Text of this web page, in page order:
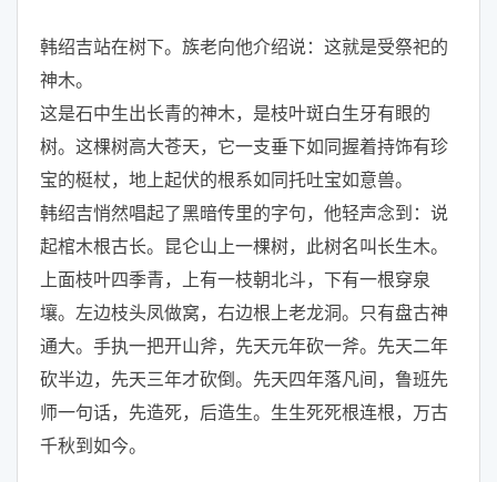
韩绍吉站在树下。族老向他介绍说：这就是受祭祀的
神木。
这是石中生出长青的神木，是枝叶斑白生牙有眼的
树。这棵树高大苍天，它一支垂下如同握着持饰有珍
宝的梃杖，地上起伏的根系如同托吐宝如意兽。
韩绍吉悄然唱起了黑暗传里的字句，他轻声念到：说
起棺木根古长。昆仑山上一棵树，此树名叫长生木。
上面枝叶四季青，上有一枝朝北斗，下有一根穿泉
壤。左边枝头凤做窝，右边根上老龙洞。只有盘古神
通大。手执一把开山斧，先天元年砍一斧。先天二年
砍半边，先天三年才砍倒。先天四年落凡间，鲁班先
师一句话，先造死，后造生。生生死死根连根，万古
千秋到如今。